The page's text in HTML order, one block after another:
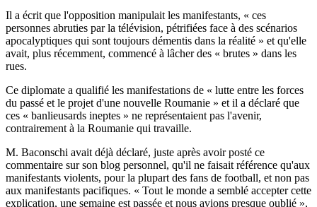
Il a écrit que l'opposition manipulait les manifestants, « ces
personnes abruties par la télévision, pétrifiées face à des scénarios
apocalyptiques qui sont toujours démentis dans la réalité » et qu'elle
avait, plus récemment, commencé à lâcher des « brutes » dans les
rues.
Ce diplomate a qualifié les manifestations de « lutte entre les forces
du passé et le projet d'une nouvelle Roumanie » et il a déclaré que
ces « banlieusards ineptes » ne représentaient pas l'avenir,
contrairement à la Roumanie qui travaille.
M. Baconschi avait déjà déclaré, juste après avoir posté ce
commentaire sur son blog personnel, qu'il ne faisait référence qu'aux
manifestants violents, pour la plupart des fans de football, et non pas
aux manifestants pacifiques. « Tout le monde a semblé accepter cette
explication, une semaine est passée et nous avions presque oublié »,